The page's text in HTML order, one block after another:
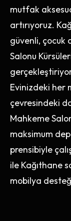
mutfak
artırıyoruz.
güvenli, çocuk
Salonu
Evinizdeki her
çevresindeki
Mahkeme
maksimum
prensibiyle
ile Kağıthane
mobilya